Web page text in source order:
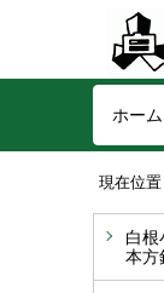
ホーム
現在位置
白根
本方